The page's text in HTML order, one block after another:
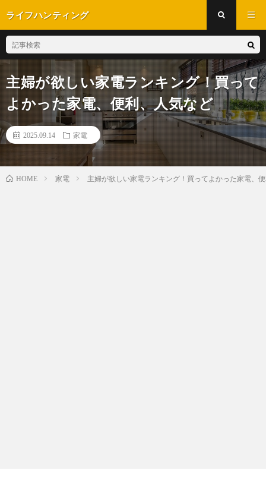
ライフハンティング
主婦が欲しい家電ランキング！買って
よかった家電、便利、人気など
2025.09.14 家電
HOME 家電 主婦が欲しい家電ランキング！買ってよかった家電、